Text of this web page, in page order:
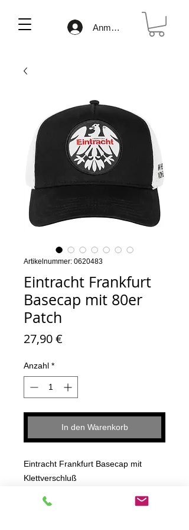
Anmelden
Artikelnummer: 0620483
Eintracht Frankfurt
Basecap mit 80er
Patch
27,90 €
Anzahl *
In den Warenkorb
Eintracht Frankfurt Basecap mit
Klettverschluß
Schwarz weiß mit 80er Badge